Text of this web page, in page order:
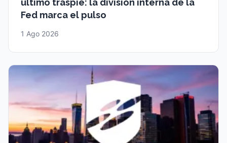
último traspié: la división interna de la
Fed marca el pulso
1 Ago 2026